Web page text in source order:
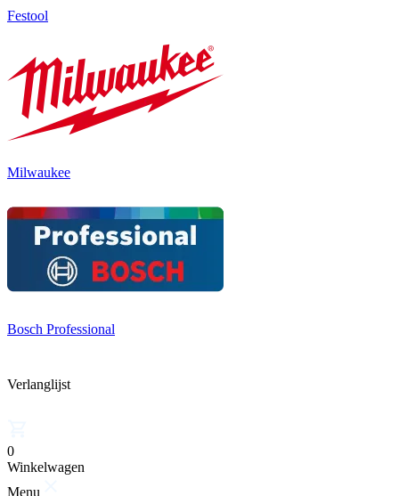
Festool
Milwaukee
Bosch Professional
Verlanglijst
0
Winkelwagen
Menu